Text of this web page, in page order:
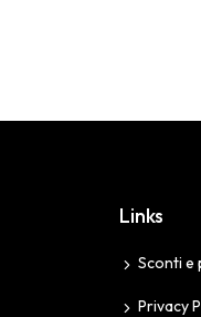
Links
Sconti e
Privacy